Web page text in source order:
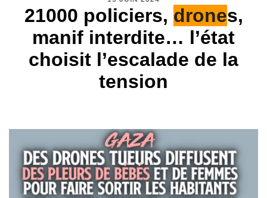
21000 policiers, drones,
manif interdite… l’état
choisit l’escalade de la
tension